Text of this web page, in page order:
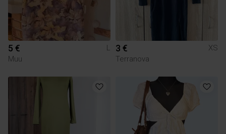
5 €
L
Muu
3 €
XS
Terranova